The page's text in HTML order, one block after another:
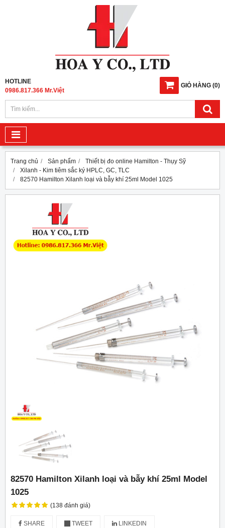
GIỎ HÀNG (0)
HOTLINE
0986.817.366 Mr.Việt
Trang chủ Sản phẩm
Thiết bị đo online Hamilton - Thụy Sỹ
Xilanh - Kim tiêm sắc ký HPLC, GC, TLC
82570 Hamilton Xilanh loại và bẫy khí 25ml Model 1025
82570 Hamilton Xilanh loại và bẫy khí 25ml Model
1025
(138 đánh giá)
SHARE TWEET LINKEDIN